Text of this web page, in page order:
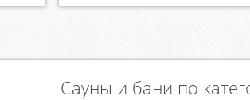
Сауны и бани по